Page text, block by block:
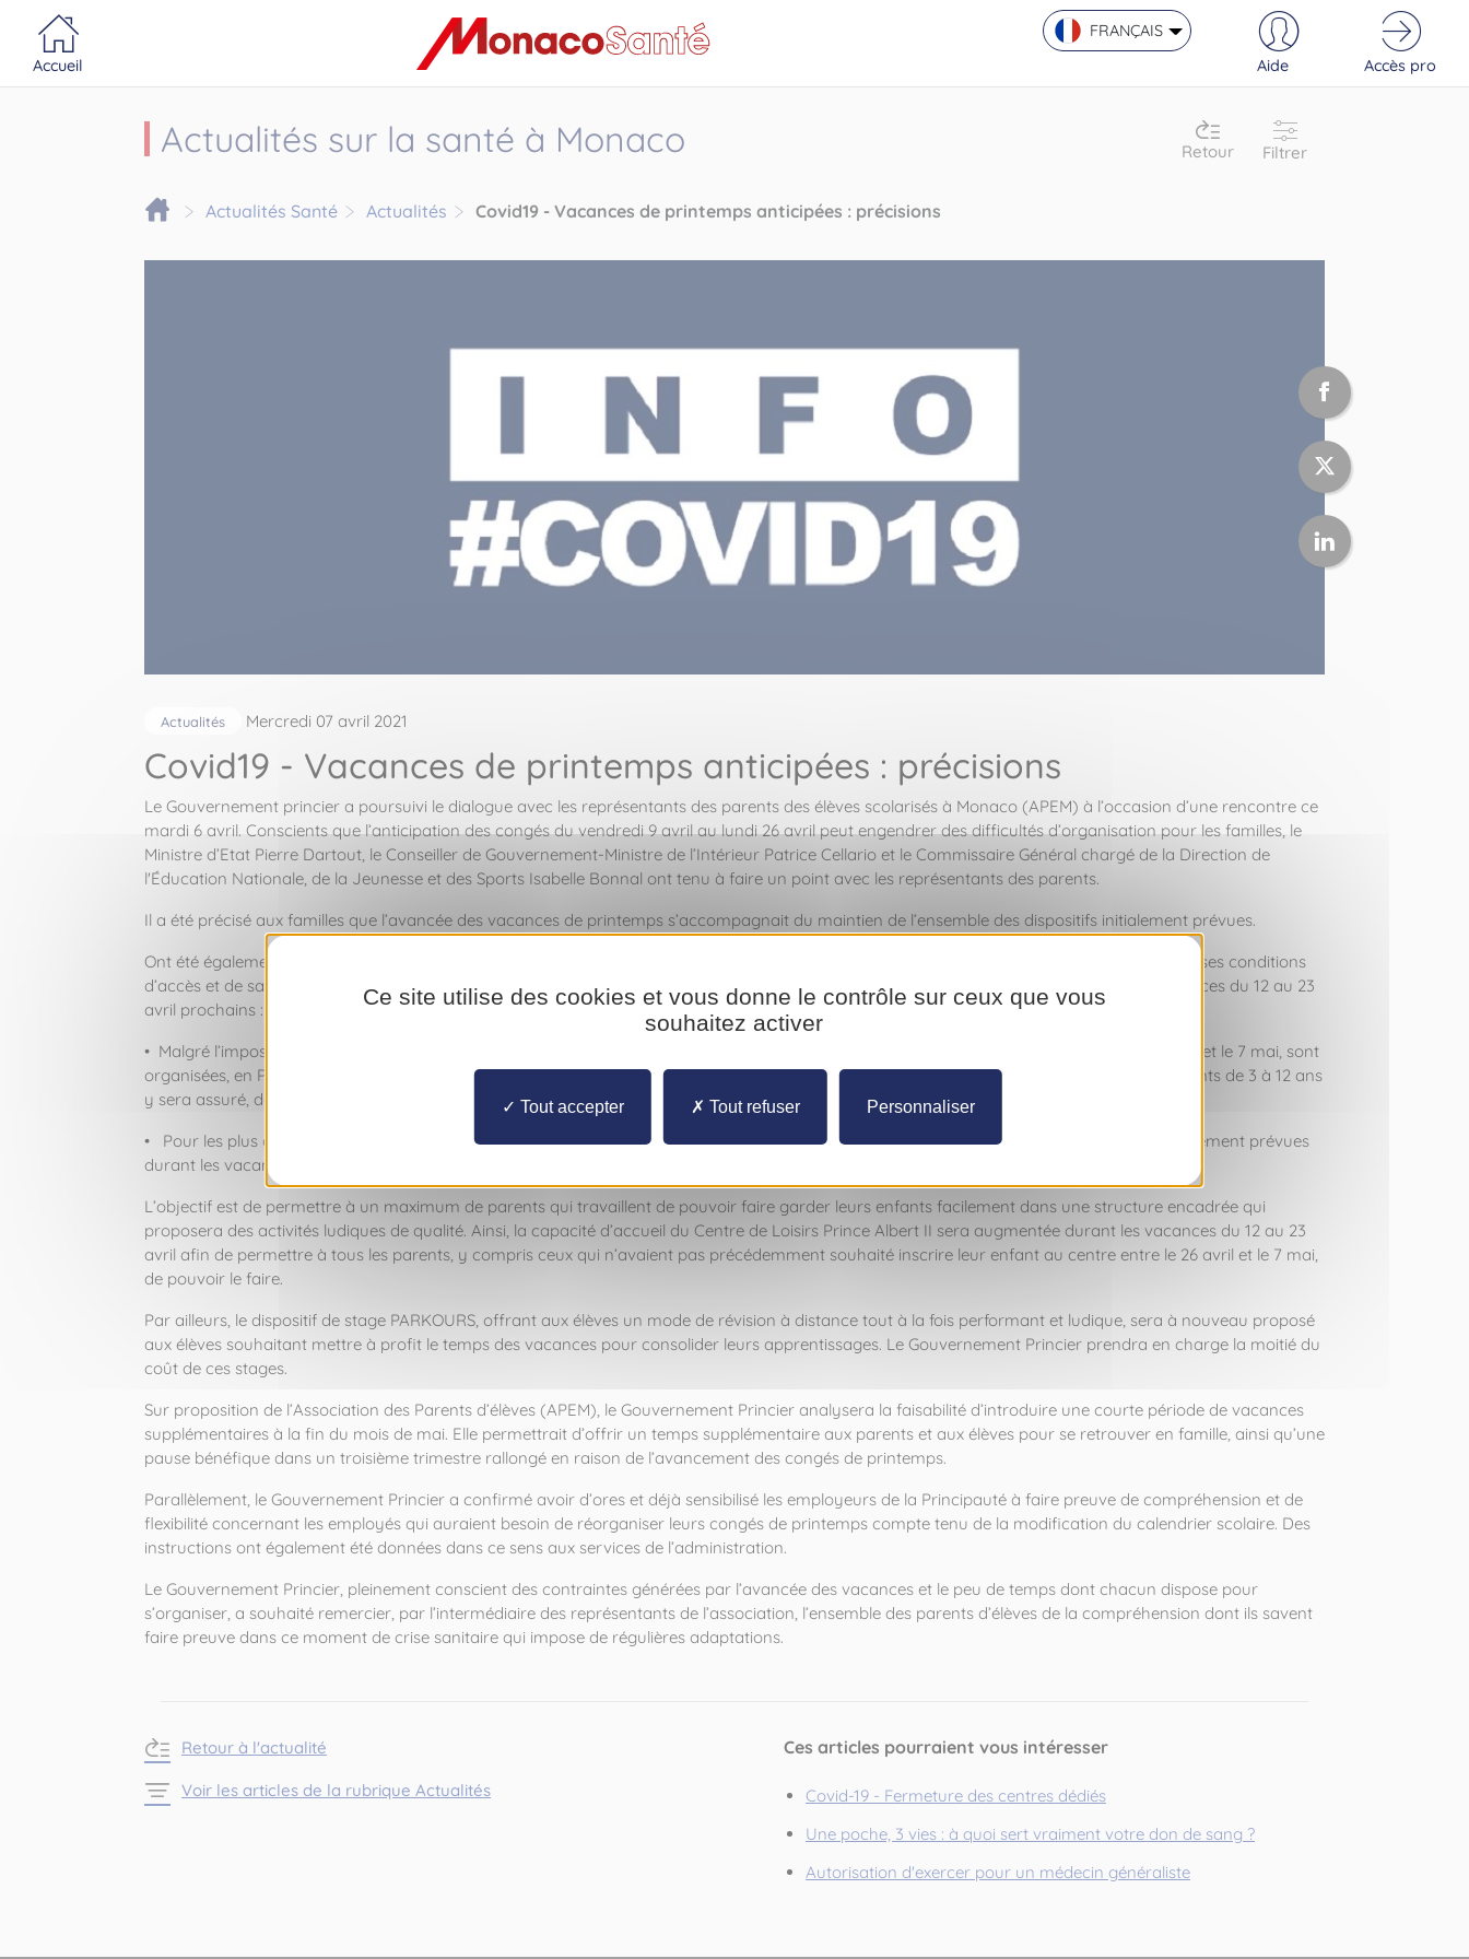
Accueil
Portail MonacoSante
FRANÇAIS
Aide
Accès pro
Actualités sur la santé à Monaco Retour Filtrer
Actualités Santé Actualités Covid19 - Vacances de printemps anticipées : précisions
Actualités Mercredi 07 avril 2021
Covid19 - Vacances de printemps anticipées : précisions
Le Gouvernement princier a poursuivi le dialogue avec les représentants des parents des élèves scolarisés à Monaco (APEM) à l’occasion d’une rencontre ce
mardi 6 avril. Conscients que l’anticipation des congés du vendredi 9 avril au lundi 26 avril peut engendrer des difficultés d’organisation pour les familles, le
Ministre d’Etat Pierre Dartout, le Conseiller de Gouvernement-Ministre de l’Intérieur Patrice Cellario et le Commissaire Général chargé de la Direction de
l'Éducation Nationale, de la Jeunesse et des Sports Isabelle Bonnal ont tenu à faire un point avec les représentants des parents.
Il a été précisé aux familles que l’avancée des vacances de printemps s’accompagnait du maintien de l’ensemble des dispositifs initialement prévues.
Ont été également confirmées l’ouverture du centre de Loisirs Prince Albert II durant les vacances de printemps, ainsi que l’élargissement de ses conditions
d’accès et de sa capacité d’accueil. Concrètement, des réponses adaptées à tous les jeunes de 3 à 25 ans seront proposées durant les vacances du 12 au 23
avril prochains :
• Malgré l’impossibilité d’utiliser les locaux du Centre de loisirs situés à la Turbie, les activités de ce centre, initialement prévues entre le 26 avril et le 7 mai, sont
organisées, en Principauté, dans les locaux des écoles des Révoires et du Parc, ainsi que dans le parc Princesse Antoinette. L’accueil des enfants de 3 à 12 ans
y sera assuré, de 8h à 18h, ainsi que leur repas du midi.
•
Pour les plus grands, à partir de 11 ans, le dispositif du Pass’Sport Culture sera pleinement opérationnel, avec l’ensemble des activités initialement prévues
durant les vacances de printemps (hors tennis), et sera gratuit pour la période de vacances.
L’objectif est de permettre à un maximum de parents qui travaillent de pouvoir faire garder leurs enfants facilement dans une structure encadrée qui
proposera des activités ludiques de qualité. Ainsi, la capacité d’accueil du Centre de Loisirs Prince Albert II sera augmentée durant les vacances du 12 au 23
avril afin de permettre à tous les parents, y compris ceux qui n’avaient pas précédemment souhaité inscrire leur enfant au centre entre le 26 avril et le 7 mai,
de pouvoir le faire.
Par ailleurs, le dispositif de stage PARKOURS, offrant aux élèves un mode de révision à distance tout à la fois performant et ludique, sera à nouveau proposé
aux élèves souhaitant mettre à profit le temps des vacances pour consolider leurs apprentissages. Le Gouvernement Princier prendra en charge la moitié du
coût de ces stages.
Sur proposition de l’Association des Parents d’élèves (APEM), le Gouvernement Princier analysera la faisabilité d’introduire une courte période de vacances
supplémentaires à la fin du mois de mai. Elle permettrait d’offrir un temps supplémentaire aux parents et aux élèves pour se retrouver en famille, ainsi qu’une
pause bénéfique dans un troisième trimestre rallongé en raison de l’avancement des congés de printemps.
Parallèlement, le Gouvernement Princier a confirmé avoir d’ores et déjà sensibilisé les employeurs de la Principauté à faire preuve de compréhension et de
flexibilité concernant les employés qui auraient besoin de réorganiser leurs congés de printemps compte tenu de la modification du calendrier scolaire. Des
instructions ont également été données dans ce sens aux services de l’administration.
Le Gouvernement Princier, pleinement conscient des contraintes générées par l’avancée des vacances et le peu de temps dont chacun dispose pour
s’organiser, a souhaité remercier, par l’intermédiaire des représentants de l’association, l’ensemble des parents d’élèves de la compréhension dont ils savent
faire preuve dans ce moment de crise sanitaire qui impose de régulières adaptations.
Retour à l'actualité
Voir les articles de la rubrique Actualités
Ces articles pourraient vous intéresser
Covid-19 - Fermeture des centres dédiés
Une poche, 3 vies : à quoi sert vraiment votre don de sang ?
Autorisation d'exercer pour un médecin généraliste
Panneau de gestion des cookies
Ce site utilise des cookies et vous donne le contrôle sur ceux que vous
souhaitez activer
Tout accepter Tout refuser Personnaliser